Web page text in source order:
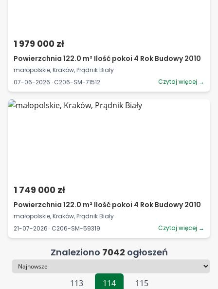
1 979 000 zł
Powierzchnia 122.0 m² Ilość pokoi 4 Rok Budowy 2010
małopolskie, Kraków, Prądnik Biały
07-06-2026 · C206-SM-71512
Czytaj więcej →
1 749 000 zł
Powierzchnia 122.0 m² Ilość pokoi 4 Rok Budowy 2010
małopolskie, Kraków, Prądnik Biały
21-07-2026 · C206-SM-59319
Czytaj więcej →
Znaleziono 7042 ogłoszeń
Sortowanie
113
114 115